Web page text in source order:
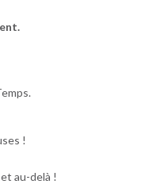
!
au-delà !